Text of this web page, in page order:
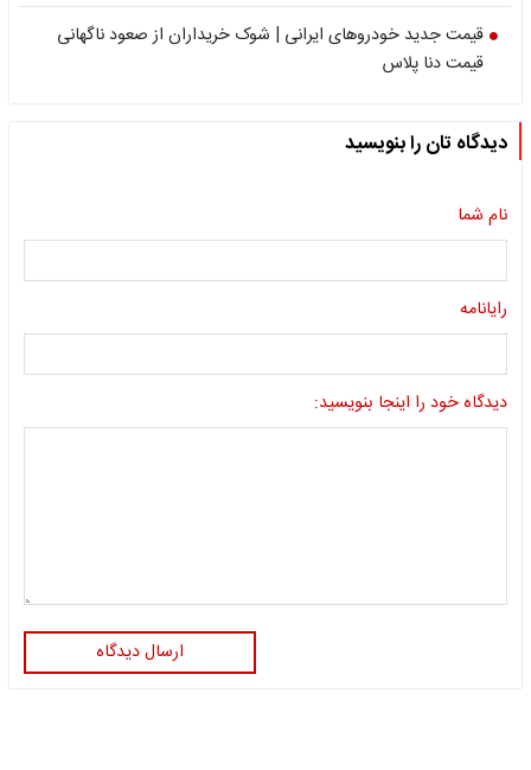
قیمت جدید خودروهای ایرانی | شوک خریداران از صعود ناگهانی
قیمت دنا پلاس
دیدگاه تان را بنویسید
نام شما
رایانامه
دیدگاه خود را اینجا بنویسید:
ارسال دیدگاه